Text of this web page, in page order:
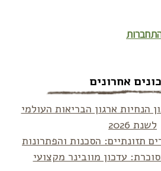
אחרונים
הנחיות ארגון הבריאות העולמי
לשנת 2026
תזונתיים: הסכנות והפתרונות
עדכון מוובינר מקצועי